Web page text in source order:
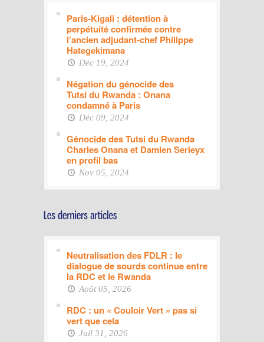
Paris-Kigali : détention à
perpétuité confirmée contre
l’ancien adjudant-chef Philippe
Hategekimana
Déc 19, 2024
Négation du génocide des
Tutsi du Rwanda : Onana
condamné à Paris
Déc 09, 2024
Génocide des Tutsi du Rwanda
Charles Onana et Damien Serieyx
en profil bas
Nov 05, 2024
Neutralisation des FDLR : le
dialogue de sourds continue entre
la RDC et le Rwanda
Août 05, 2026
RDC : un « Couloir Vert » pas si
vert que cela
Juil 31, 2026